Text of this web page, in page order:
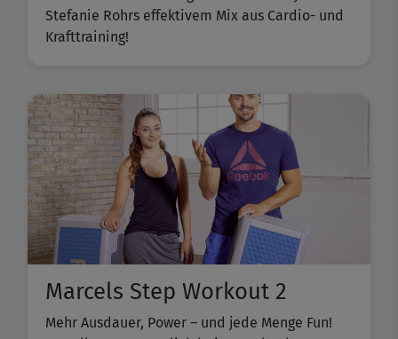
Stefanie Rohrs effektivem Mix aus Cardio- und
Krafttraining!
Marcels Step Workout 2
Mehr Ausdauer, Power – und jede Menge Fun!